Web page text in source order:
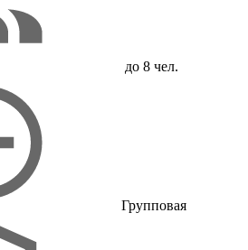
до 8 чел.
Групповая